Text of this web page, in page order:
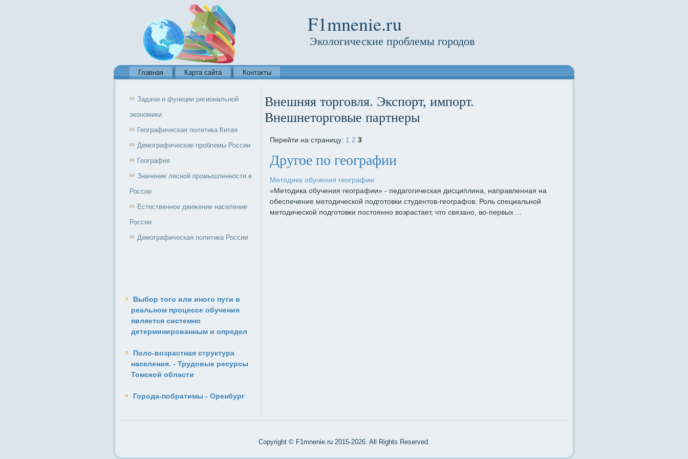
F1mnenie.ru
Экологические проблемы городов
Главная Карта сайта Контакты
Задачи и функции региональной
экономики
Географическая политика Китая
Демографические проблемы России
География
Значение лесной промышленности в
России
Естественное движение население
России
Демографическая политика России
Выбор того или иного пути в
реальном процессе обучения
является системно
детерминированным и определ
Поло-возрастная структура
населения. - Трудовые ресурсы
Томской области
Города-побратимы - Оренбург
Внешняя торговля. Экспорт, импорт.
Внешнеторговые партнеры
Перейти на страницу: 1 2 3
Другое по географии
Методика обучения географии
«Методика обучения географии» - педагогическая дисциплина, направленная на
обеспечение методической подготовки студентов-географов. Роль специальной
методической подготовки постоянно возрастает, что связано, во-первых ...
Copyright © F1mnenie.ru 2015-2026. All Rights Reserved.